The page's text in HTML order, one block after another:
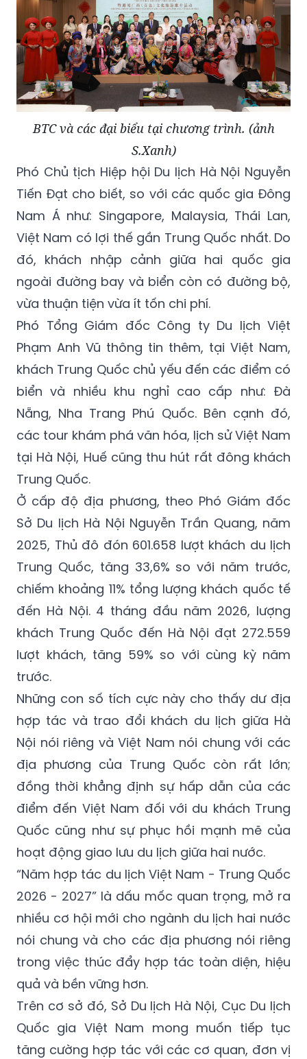
BTC và các đại biểu tại chương trình. (ảnh
S.Xanh)
Phó Chủ tịch Hiệp hội Du lịch Hà Nội Nguyễn
Tiến Đạt cho biết, so với các quốc gia Đông
Nam Á như: Singapore, Malaysia, Thái Lan,
Việt Nam có lợi thế gần Trung Quốc nhất. Do
đó, khách nhập cảnh giữa hai quốc gia
ngoài đường bay và biển còn có đường bộ,
vừa thuận tiện vừa ít tốn chi phí.
Phó Tổng Giám đốc Công ty Du lịch Việt
Phạm Anh Vũ thông tin thêm, tại Việt Nam,
khách Trung Quốc chủ yếu đến các điểm có
biển và nhiều khu nghỉ cao cấp như: Đà
Nẵng, Nha Trang Phú Quốc. Bên cạnh đó,
các tour khám phá văn hóa, lịch sử Việt Nam
tại Hà Nội, Huế cũng thu hút rất đông khách
Trung Quốc.
Ở cấp độ địa phương, theo Phó Giám đốc
Sở Du lịch Hà Nội Nguyễn Trần Quang, năm
2025, Thủ đô đón 601.658 lượt khách du lịch
Trung Quốc, tăng 33,6% so với năm trước,
chiếm khoảng 11% tổng lượng khách quốc tế
đến Hà Nội. 4 tháng đầu năm 2026, lượng
khách Trung Quốc đến Hà Nội đạt 272.559
lượt khách, tăng 59% so với cùng kỳ năm
trước.
Những con số tích cực này cho thấy dư địa
hợp tác và trao đổi khách du lịch giữa Hà
Nội nói riêng và Việt Nam nói chung với các
địa phương của Trung Quốc còn rất lớn;
đồng thời khẳng định sự hấp dẫn của các
điểm đến Việt Nam đối với du khách Trung
Quốc cũng như sự phục hồi mạnh mẽ của
hoạt động giao lưu du lịch giữa hai nước.
“Năm hợp tác du lịch Việt Nam - Trung Quốc
2026 - 2027” là dấu mốc quan trọng, mở ra
nhiều cơ hội mới cho ngành du lịch hai nước
nói chung và cho các địa phương nói riêng
trong việc thúc đẩy hợp tác toàn diện, hiệu
quả và bền vững hơn.
Trên cơ sở đó, Sở Du lịch Hà Nội, Cục Du lịch
Quốc gia Việt Nam mong muốn tiếp tục
tăng cường hợp tác với các cơ quan, đơn vị